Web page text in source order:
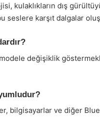
kulaklıkların dış
seslere karşıt dalgalar
değişiklik
bilgisayarlar ve diğer